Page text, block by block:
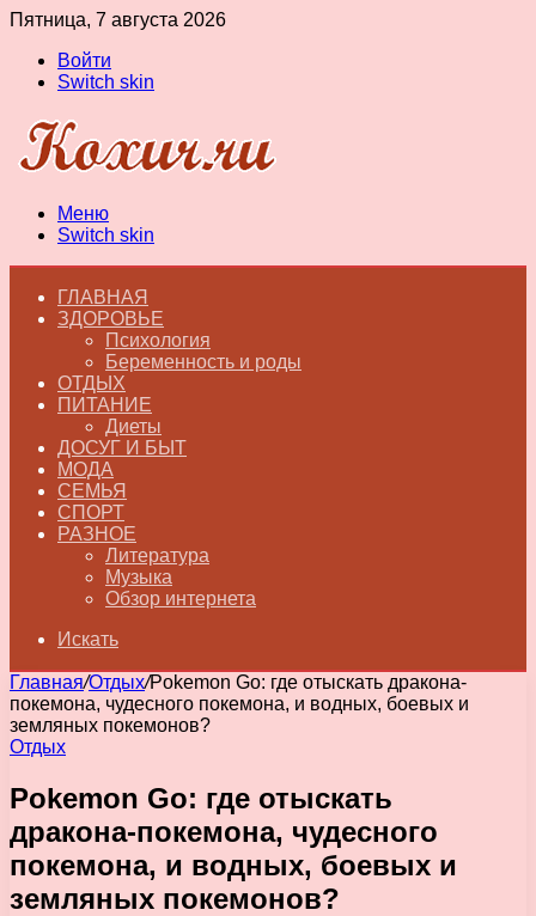
Пятница, 7 августа 2026
Войти
Switch skin
Меню
Switch skin
ГЛАВНАЯ
ЗДОРОВЬЕ
Психология
Беременность и роды
ОТДЫХ
ПИТАНИЕ
Диеты
ДОСУГ И БЫТ
МОДА
СЕМЬЯ
СПОРТ
РАЗНОЕ
Литература
Музыка
Обзор интернета
Искать
Главная/Отдых/Pokemon Go: где отыскать дракона-
покемона, чудесного покемона, и водных, боевых и
земляных покемонов?
Отдых
Pokemon Go: где отыскать
дракона-покемона, чудесного
покемона, и водных, боевых и
земляных покемонов?